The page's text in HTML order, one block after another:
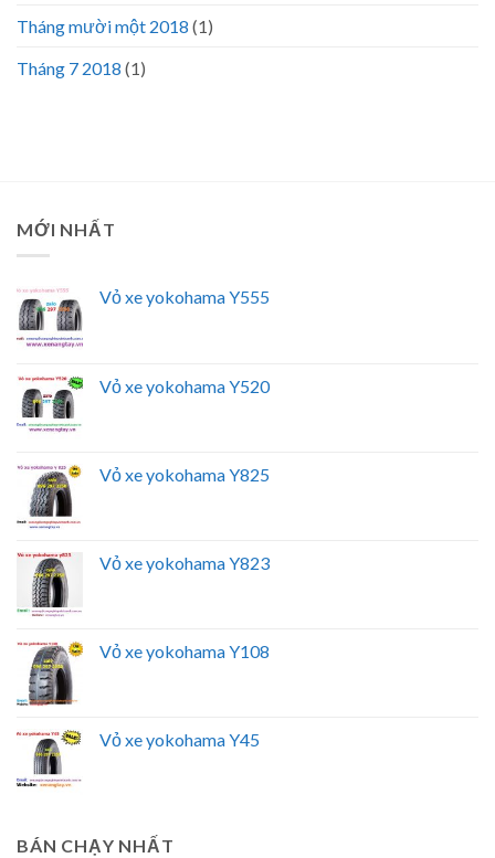
Tháng mười một 2018 (1)
Tháng 7 2018 (1)
MỚI NHẤT
Vỏ xe yokohama Y555
Vỏ xe yokohama Y520
Vỏ xe yokohama Y825
Vỏ xe yokohama Y823
Vỏ xe yokohama Y108
Vỏ xe yokohama Y45
BÁN CHẠY NHẤT